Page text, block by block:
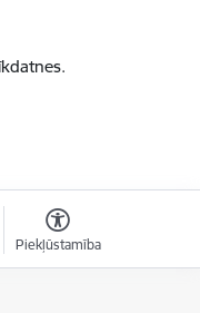
Piekļūstamība